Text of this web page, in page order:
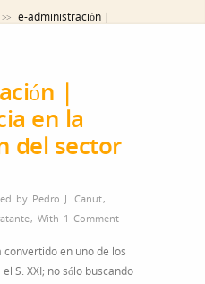
>>
e-administración |
|
en la
del sector
by Pedro J. Canut,
, With 1 Comment
en uno de los
S. XXI; no sólo buscando